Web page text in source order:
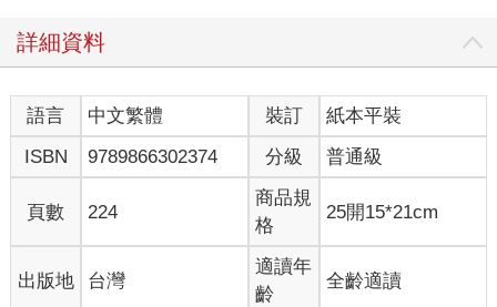
詳細資料
語言 中文繁體 裝訂
紙本平裝
ISBN
9789866302374 分級 普通級
頁數 224
商品規
格
25開15*21cm
出版地 台灣
適讀年
齡
全齡適讀